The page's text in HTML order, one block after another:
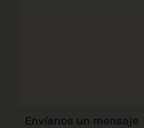
Envíanos un mensaje